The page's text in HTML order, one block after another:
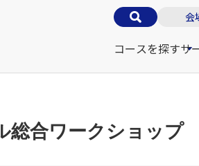
会
コースを探すサ
総合ワークショップ